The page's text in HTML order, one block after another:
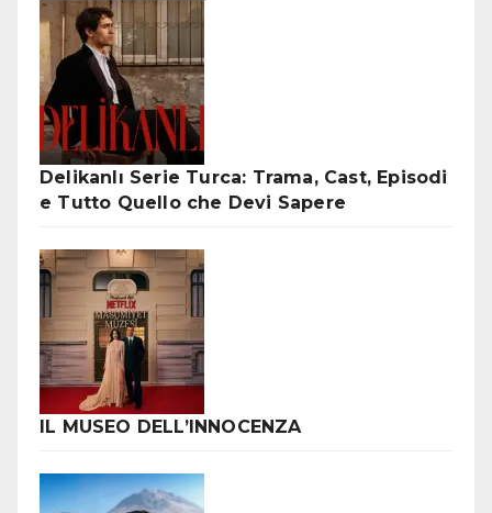
Delikanlı Serie Turca: Trama, Cast, Episodi
e Tutto Quello che Devi Sapere
IL MUSEO DELL’INNOCENZA